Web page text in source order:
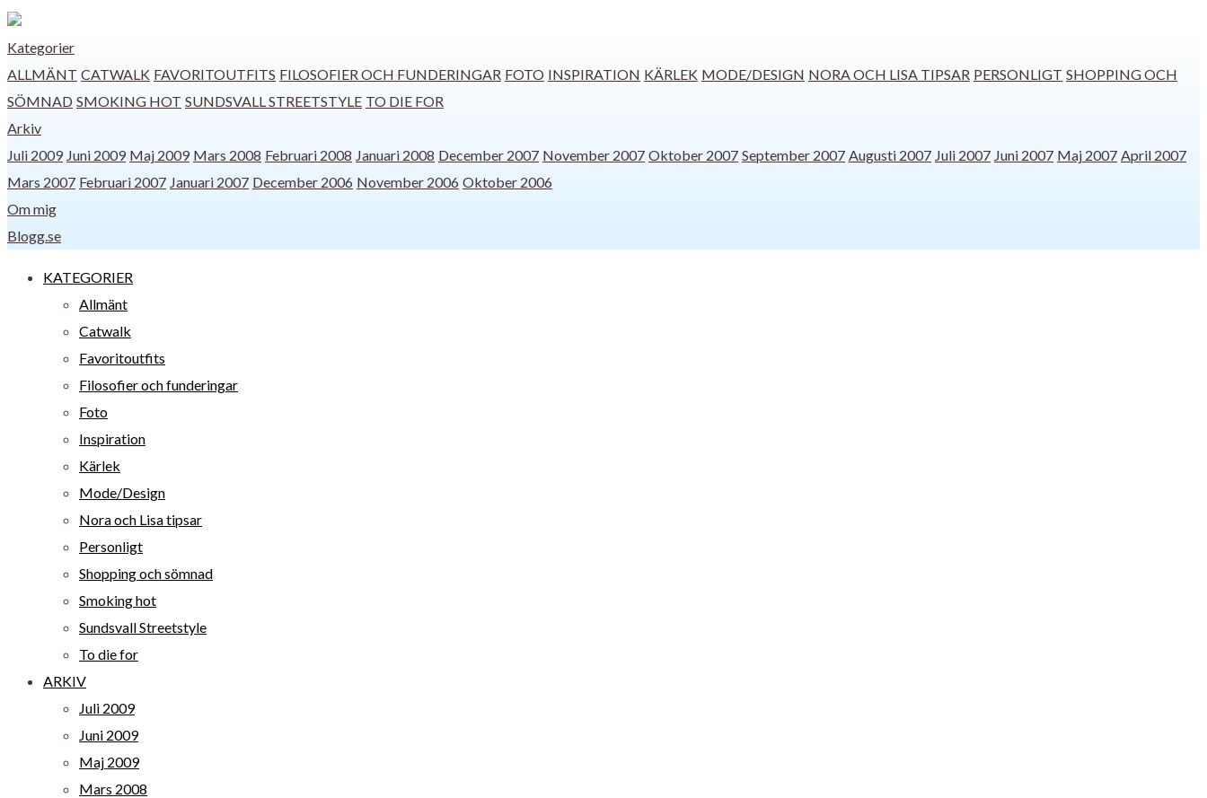
Kategorier
ALLMÄNT CATWALK FAVORITOUTFITS FILOSOFIER OCH FUNDERINGAR FOTO INSPIRATION KÄRLEK MODE/DESIGN NORA OCH LISA TIPSAR PERSONLIGT SHOPPING OCH
SÖMNAD SMOKING HOT SUNDSVALL STREETSTYLE TO DIE FOR
Arkiv
Juli 2009 Juni 2009 Maj 2009 Mars 2008 Februari 2008 Januari 2008 December 2007 November 2007 Oktober 2007 September 2007 Augusti 2007 Juli 2007 Juni 2007 Maj 2007 April 2007
Mars 2007 Februari 2007 Januari 2007 December 2006 November 2006 Oktober 2006
Om mig
Blogg.se
KATEGORIER
Allmänt
Catwalk
Favoritoutfits
Filosofier och funderingar
Foto
Inspiration
Kärlek
Mode/Design
Nora och Lisa tipsar
Personligt
Shopping och sömnad
Smoking hot
Sundsvall Streetstyle
To die for
ARKIV
Juli 2009
Juni 2009
Maj 2009
Mars 2008